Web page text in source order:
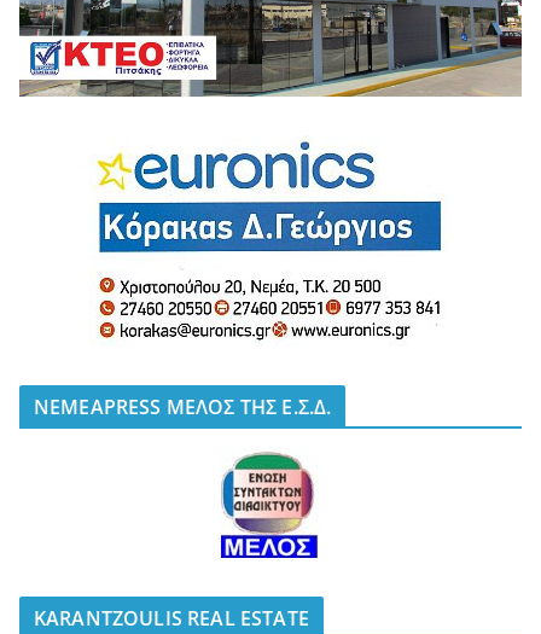
NEMEAPRESS ΜΕΛΟΣ ΤΗΣ Ε.Σ.Δ.
KARANTZOULIS REAL ESTATE